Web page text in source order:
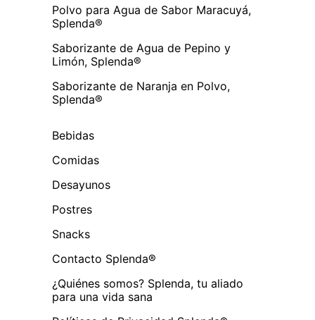
Polvo para Agua de Sabor Maracuyá,
Splenda®
Saborizante de Agua de Pepino y
Limón, Splenda®
Saborizante de Naranja en Polvo,
Splenda®
Bebidas
Comidas
Desayunos
Postres
Snacks
Contacto Splenda®
¿Quiénes somos? Splenda, tu aliado
para una vida sana